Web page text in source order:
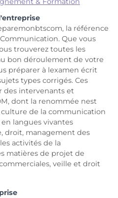
la référence
Que vous
trouverez toutes les
bon déroulement de votre
préparer à lexamen écrit
types corrigés. Ces
des intervenants et
dont la renommée nest
de la communication
en langues vivantes
droit, management des
activités de la
matières de projet de
veille et droit